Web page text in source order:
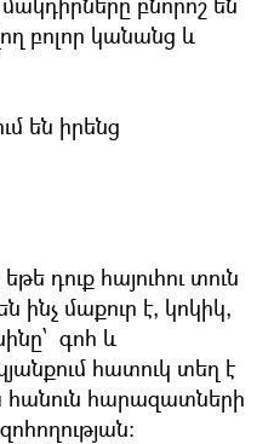
բոլոր կանանց և
են իրենց
դուք հայուհու տուն
ինչ մաքուր է, կոկիկ,
գոհ և
հատուկ տեղ է
հարազատների